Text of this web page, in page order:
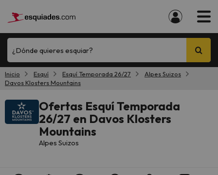
¿Dónde quieres esquiar?
Inicio Esquí Esquí Temporada 26/27
Alpes Suizos
Davos Klosters Mountains
Ofertas Esquí Temporada
26/27 en Davos Klosters
Mountains
Alpes Suizos